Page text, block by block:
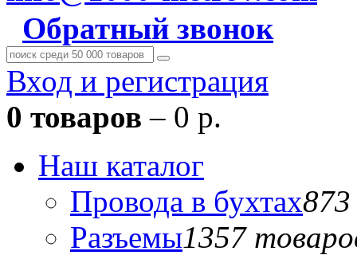
Обратный звонок
Вход и регистрация
0 товаров – 0 р.
Наш каталог
Провода в бухтах
Разъемы1357